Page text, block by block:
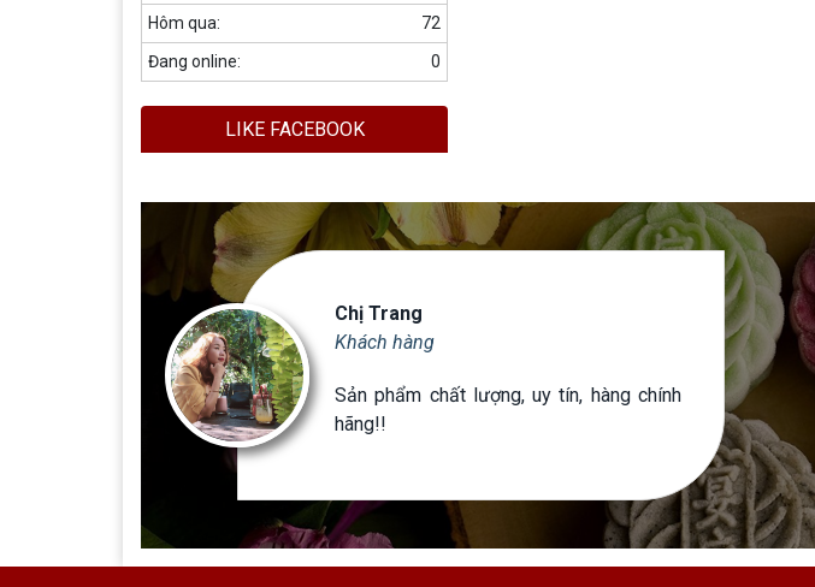
72
Hôm qua:
0
Đang online:
LIKE FACEBOOK
Chị Trang
Khách hàng
Sản phẩm chất lượng, uy tín, hàng chính
hãng!!